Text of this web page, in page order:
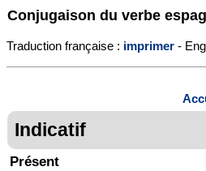
Conjugaison du verbe
Traduction française : imprimer -
Indicatif
Présent